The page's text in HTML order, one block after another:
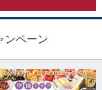
ンペーン